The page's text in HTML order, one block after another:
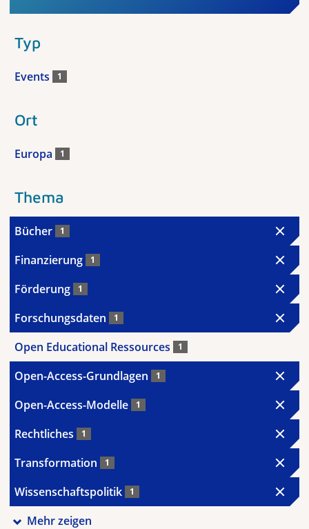
Typ
Events 1
Ort
Europa 1
Thema
Bücher 1
Finanzierung 1
Förderung 1
Forschungsdaten 1
Open Educational Ressources 1
Open-Access-Grundlagen 1
Open-Access-Modelle 1
Rechtliches 1
Transformation 1
Wissenschaftspolitik 1
Mehr zeigen